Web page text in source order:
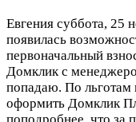
Евгения суббота, 25
появилась
первоначальный
Домклик с
попадаю. По льготам
оформить Домклик